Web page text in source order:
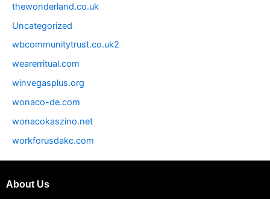
thewonderland.co.uk
Uncategorized
wbcommunitytrust.co.uk2
wearerritual.com
winvegasplus.org
wonaco-de.com
wonacokaszino.net
workforusdakc.com
About Us